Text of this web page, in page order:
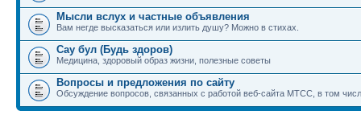
Мысли вслух и частные объявления
Вам негде высказаться или излить душу? Можно в стихах.
Сау бул (Будь здоров)
Медицина, здоровый образ жизни, полезные советы
Вопросы и предложения по сайту
Обсуждение вопросов, связанных с работой веб-сайта МТСС, в том